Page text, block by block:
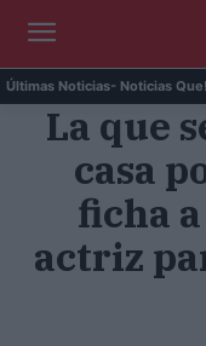
Últimas Noticias- Noticias
Calor extremo y
La que
casa
ficha
actriz